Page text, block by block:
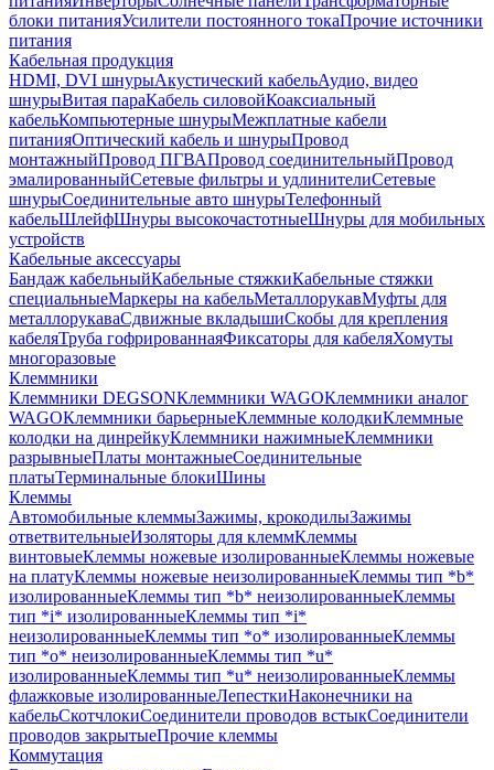
блоки питанияУсилители постоянного токаПрочие источники
питания
Кабельная продукция
HDMI, DVI шнурыАкустический кабельАудио, видео
шнурыВитая параКабель силовойКоаксиальный
кабельКомпьютерные шнурыМежплатные кабели
питанияОптический кабель и шнурыПровод
монтажныйПровод ПГВАПровод соединительныйПровод
эмалированныйСетевые фильтры и удлинителиСетевые
шнурыСоединительные авто шнурыТелефонный
кабельШлейфШнуры высокочастотныеШнуры для мобильных
устройств
Кабельные аксессуары
Бандаж кабельныйКабельные стяжкиКабельные стяжки
специальныеМаркеры на кабельМеталлорукавМуфты для
металлорукаваСдвижные вкладышиСкобы для крепления
кабеляТруба гофрированнаяФиксаторы для кабеляХомуты
многоразовые
Клеммники
Клеммники DEGSONКлеммники WAGOКлеммники аналог
WAGOКлеммники барьерныеКлеммные колодкиКлеммные
колодки на динрейкуКлеммники нажимныеКлеммники
разрывныеПлаты монтажныеСоединительные
платыТерминальные блокиШины
Клеммы
Автомобильные клеммыЗажимы, крокодилыЗажимы
ответвительныеИзоляторы для клеммКлеммы
винтовыеКлеммы ножевые изолированныеКлеммы ножевые
на платуКлеммы ножевые неизолированныеКлеммы тип *b*
изолированныеКлеммы тип *b* неизолированныеКлеммы
тип *i* изолированныеКлеммы тип *i*
неизолированныеКлеммы тип *o* изолированныеКлеммы
тип *o* неизолированныеКлеммы тип *u*
изолированныеКлеммы тип *u* неизолированныеКлеммы
флажковые изолированныеЛепесткиНаконечники на
кабельСкотчлокиСоединители проводов встыкСоединители
проводов закрытыеПрочие клеммы
Коммутация